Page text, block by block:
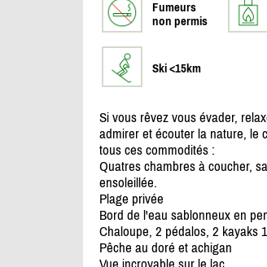
Fumeurs
non permis
Ski <15km
Si vous rêvez vous évader,
admirer et écouter la nature, le
tous ces commodités :
Quatres chambres à coucher,
ensoleillée.
Plage privée
Bord de l'eau sablonneux en
Chaloupe, 2 pédalos, 2 kayaks
Pêche au doré et achigan